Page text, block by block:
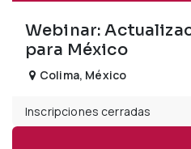
Webinar:
para México
Colima, México
Inscripciones cerradas